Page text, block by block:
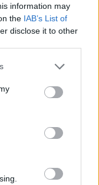
information may
the IAB’s List of
disclose it to other
for Spain|Esim